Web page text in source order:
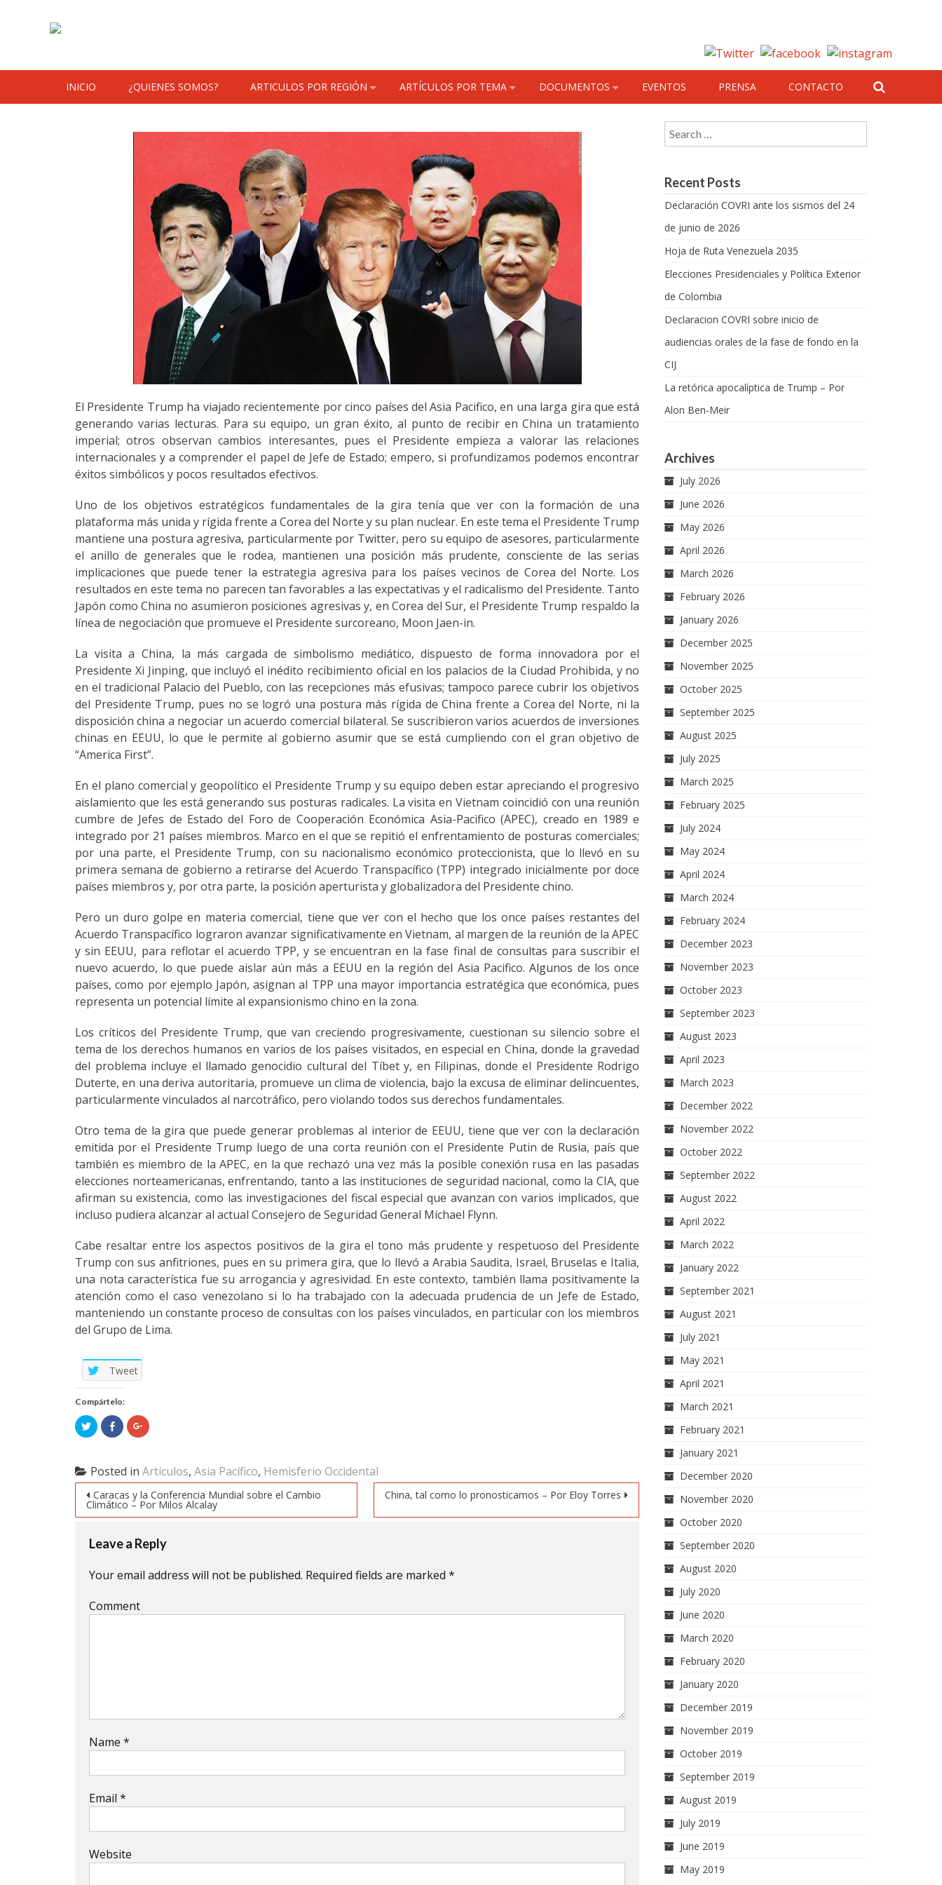
INICIO ¿QUIENES SOMOS? ARTICULOS POR REGIÓN ARTÍCULOS POR TEMA DOCUMENTOS EVENTOS PRENSA CONTACTO
El Presidente Trump ha viajado recientemente por cinco países del Asia Pacifico, en una larga gira que está
generando varias lecturas. Para su equipo, un gran éxito, al punto de recibir en China un tratamiento
imperial; otros observan cambios interesantes, pues el Presidente empieza a valorar las relaciones
internacionales y a comprender el papel de Jefe de Estado; empero, si profundizamos podemos encontrar
éxitos simbólicos y pocos resultados efectivos.
Uno de los objetivos estratégicos fundamentales de la gira tenía que ver con la formación de una
plataforma más unida y rígida frente a Corea del Norte y su plan nuclear. En este tema el Presidente Trump
mantiene una postura agresiva, particularmente por Twitter, pero su equipo de asesores, particularmente
el anillo de generales que le rodea, mantienen una posición más prudente, consciente de las serias
implicaciones que puede tener la estrategia agresiva para los países vecinos de Corea del Norte. Los
resultados en este tema no parecen tan favorables a las expectativas y el radicalismo del Presidente. Tanto
Japón como China no asumieron posiciones agresivas y, en Corea del Sur, el Presidente Trump respaldo la
línea de negociación que promueve el Presidente surcoreano, Moon Jaen-in.
La visita a China, la más cargada de simbolismo mediático, dispuesto de forma innovadora por el
Presidente Xi Jinping, que incluyó el inédito recibimiento oficial en los palacios de la Ciudad Prohibida, y no
en el tradicional Palacio del Pueblo, con las recepciones más efusivas; tampoco parece cubrir los objetivos
del Presidente Trump, pues no se logró una postura más rígida de China frente a Corea del Norte, ni la
disposición china a negociar un acuerdo comercial bilateral. Se suscribieron varios acuerdos de inversiones
chinas en EEUU, lo que le permite al gobierno asumir que se está cumpliendo con el gran objetivo de
“America First”.
En el plano comercial y geopolítico el Presidente Trump y su equipo deben estar apreciando el progresivo
aislamiento que les está generando sus posturas radicales. La visita en Vietnam coincidió con una reunión
cumbre de Jefes de Estado del Foro de Cooperación Económica Asia-Pacifico (APEC), creado en 1989 e
integrado por 21 países miembros. Marco en el que se repitió el enfrentamiento de posturas comerciales;
por una parte, el Presidente Trump, con su nacionalismo económico proteccionista, que lo llevó en su
primera semana de gobierno a retirarse del Acuerdo Transpacífico (TPP) integrado inicialmente por doce
países miembros y, por otra parte, la posición aperturista y globalizadora del Presidente chino.
Pero un duro golpe en materia comercial, tiene que ver con el hecho que los once países restantes del
Acuerdo Transpacífico lograron avanzar significativamente en Vietnam, al margen de la reunión de la APEC
y sin EEUU, para reflotar el acuerdo TPP, y se encuentran en la fase final de consultas para suscribir el
nuevo acuerdo, lo que puede aislar aún más a EEUU en la región del Asia Pacifico. Algunos de los once
países, como por ejemplo Japón, asignan al TPP una mayor importancia estratégica que económica, pues
representa un potencial límite al expansionismo chino en la zona.
Los críticos del Presidente Trump, que van creciendo progresivamente, cuestionan su silencio sobre el
tema de los derechos humanos en varios de los países visitados, en especial en China, donde la gravedad
del problema incluye el llamado genocidio cultural del Tíbet y, en Filipinas, donde el Presidente Rodrigo
Duterte, en una deriva autoritaria, promueve un clima de violencia, bajo la excusa de eliminar delincuentes,
particularmente vinculados al narcotráfico, pero violando todos sus derechos fundamentales.
Otro tema de la gira que puede generar problemas al interior de EEUU, tiene que ver con la declaración
emitida por el Presidente Trump luego de una corta reunión con el Presidente Putin de Rusia, país que
también es miembro de la APEC, en la que rechazó una vez más la posible conexión rusa en las pasadas
elecciones norteamericanas, enfrentando, tanto a las instituciones de seguridad nacional, como la CIA, que
afirman su existencia, como las investigaciones del fiscal especial que avanzan con varios implicados, que
incluso pudiera alcanzar al actual Consejero de Seguridad General Michael Flynn.
Cabe resaltar entre los aspectos positivos de la gira el tono más prudente y respetuoso del Presidente
Trump con sus anfitriones, pues en su primera gira, que lo llevó a Arabia Saudita, Israel, Bruselas e Italia,
una nota característica fue su arrogancia y agresividad. En este contexto, también llama positivamente la
atención como el caso venezolano si lo ha trabajado con la adecuada prudencia de un Jefe de Estado,
manteniendo un constante proceso de consultas con los países vinculados, en particular con los miembros
del Grupo de Lima.
Tweet
Compártelo:
Click
to
share
(Opens
in
new
window)
Click
to
share
(Opens
in
new
window)
Click
to
(Opens
in
new
window)
Posted inArtículos,Asia Pacífico, Hemisferio Occidental
Post navigation
Caracas y la Conferencia Mundial sobre el Cambio
Climático – Por Milos Alcalay
China, tal como lo pronosticamos – Por Eloy Torres
Leave a Reply
Your email address will not be published. Required fields are marked*
Comment
Name*
Email*
Website
Search for:
Recent Posts
Declaración COVRI ante los sismos del 24
de junio de 2026
Hoja de Ruta Venezuela 2035
Elecciones Presidenciales y Política Exterior
de Colombia
Declaracion COVRI sobre inicio de
audiencias orales de la fase de fondo en la
CIJ
La retórica apocalíptica de Trump – Por
Alon Ben-Meir
Archives
July 2026
June 2026
May 2026
April 2026
March 2026
February 2026
January 2026
December 2025
November 2025
October 2025
September 2025
August 2025
July 2025
March 2025
February 2025
July 2024
May 2024
April 2024
March 2024
February 2024
December 2023
November 2023
October 2023
September 2023
August 2023
April 2023
March 2023
December 2022
November 2022
October 2022
September 2022
August 2022
April 2022
March 2022
January 2022
September 2021
August 2021
July 2021
May 2021
April 2021
March 2021
February 2021
January 2021
December 2020
November 2020
October 2020
September 2020
August 2020
July 2020
June 2020
March 2020
February 2020
January 2020
December 2019
November 2019
October 2019
September 2019
August 2019
July 2019
June 2019
May 2019